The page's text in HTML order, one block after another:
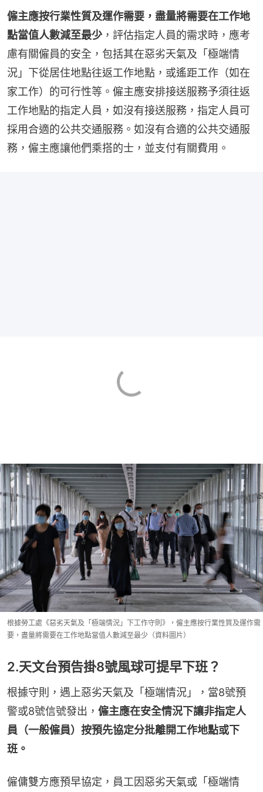
僱主應按行業性質及運作需要，盡量將需要在工作地
點當值人數減至最少 ，評估指定人員的需求時，應考
慮有關僱員的安全，包括其在惡劣天氣及「極端情
況」下從居住地點往返工作地點，或遙距工作（如在
家工作）的可行性等。僱主應安排接送服務予須往返
工作地點的指定人員，如沒有接送服務，指定人員可
採用合適的公共交通服務。如沒有合適的公共交通服
務，僱主應讓他們乘搭的士，並支付有關費用。
根據勞工處《惡劣天氣及「極端情況」下工作守則》，僱主應按行業性質及運作需
要，盡量將需要在工作地點當值人數減至最少（資料圖片）
2.天文台預告掛8號風球可提早下班？
根據守則，遇上惡劣天氣及「極端情況」，當8號預
警或8號信號發出， 僱主應在安全情況下讓非指定人
員（一般僱員）按預先協定分批離開工作地點或下
班。
僱傭雙方應預早協定，員工因惡劣天氣或「極端情